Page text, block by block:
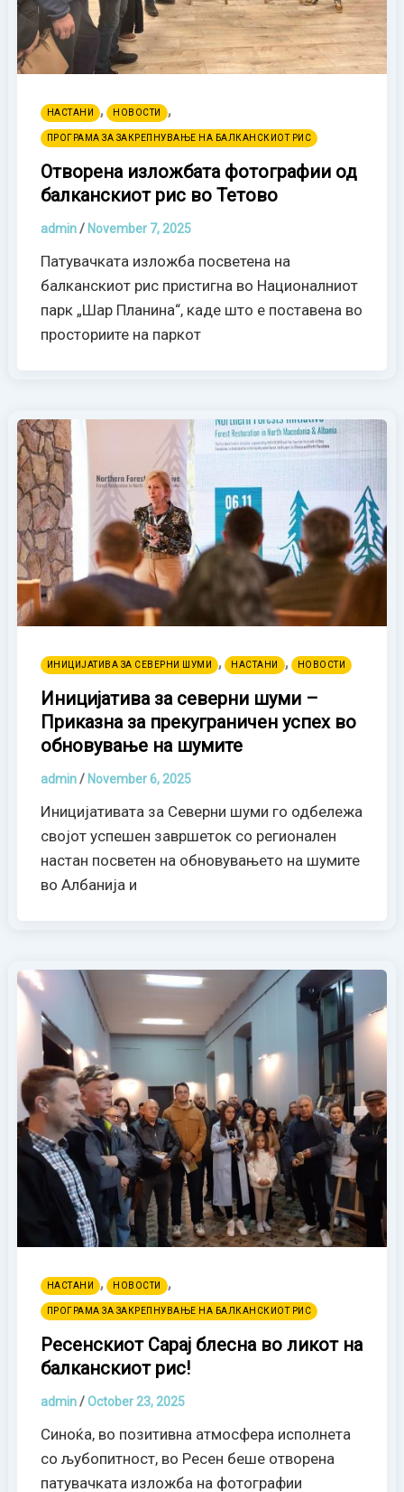
НАСТАНИ , НОВОСТИ ,
ПРОГРАМА ЗА ЗАКРЕПНУВАЊЕ НА БАЛКАНСКИОТ РИС
Отворена изложбата фотографии од
балканскиот рис во Тетово
admin/ November 7, 2025
Патувачката изложба посветена на
балканскиот рис пристигна во Националниот
парк „Шар Планина“, каде што е поставена во
просториите на паркот
ИНИЦИЈАТИВА ЗА СЕВЕРНИ ШУМИ , НАСТАНИ , НОВОСТИ
Иницијатива за северни шуми –
Приказна за прекуграничен успех во
обновување на шумите
admin/ November 6, 2025
Иницијативата за Северни шуми го одбележа
својот успешен завршеток со регионален
настан посветен на обновувањето на шумите
во Албанија и
НАСТАНИ , НОВОСТИ ,
ПРОГРАМА ЗА ЗАКРЕПНУВАЊЕ НА БАЛКАНСКИОТ РИС
Ресенскиот Сарај блесна во ликот на
балканскиот рис!
admin/October 23, 2025
Синоќа, во позитивна атмосфера исполнета
со љубопитност, во Ресен беше отворена
патувачката изложба на фотографии